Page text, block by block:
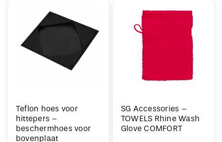
Teflon hoes voor
hittepers –
beschermhoes voor
bovenplaat
SG Accessories –
TOWELS Rhine Wash
Glove COMFORT